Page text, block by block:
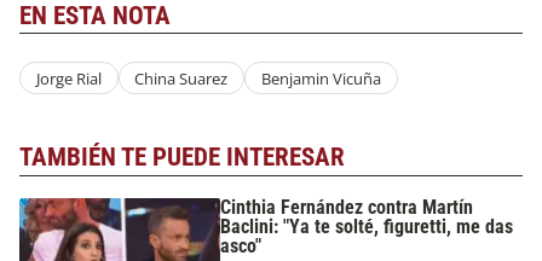
EN ESTA NOTA
Jorge Rial China Suarez Benjamin Vicuña
TAMBIÉN TE PUEDE INTERESAR
Cinthia Fernández contra Martín
Baclini: "Ya te solté, figuretti, me das
asco"